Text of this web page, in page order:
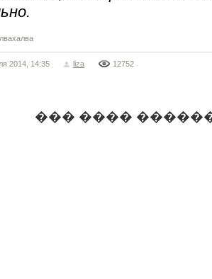
2014, 14:35 liza 12752
��� ����